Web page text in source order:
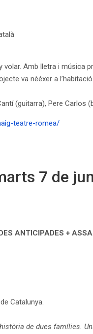
Amb lletra i música
va nèéxer a
(guitarra), Pere Carlos
teatre-romea/
7 de
ANTICIPADES +
Catalunya.
de dues famílies.